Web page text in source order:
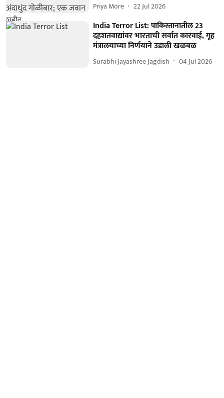
Priya More 22 Jul 2026
India Terror List: पाकिस्तानातील 23
दहशतवाद्यांवर भारताची सर्वात कारवाई, गृह
मंत्रालयाच्या निर्णयाने उडाली खळबळ
Surabhi Jayashree Jagdish 04 Jul 2026